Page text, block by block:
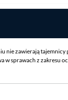
nie zawierają
sprawach z